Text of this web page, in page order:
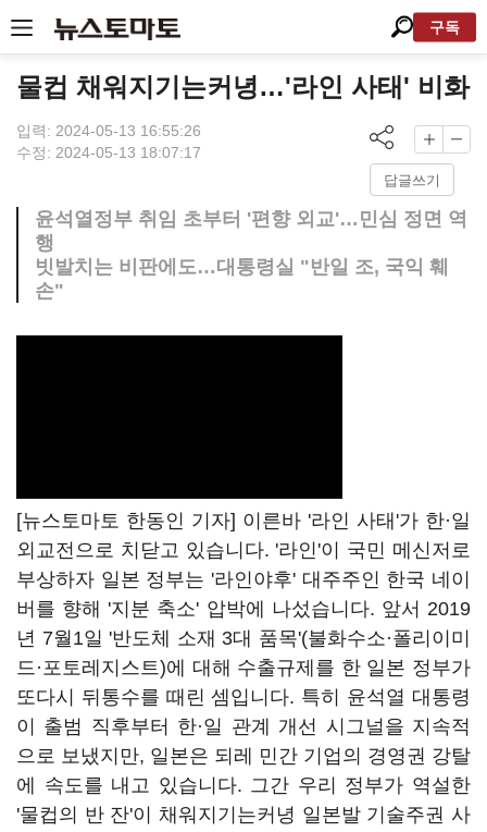
구독
물컵 채워지기는커녕…'라인 사태' 비화
입력: 2024-05-13 16:55:26
수정: 2024-05-13 18:07:17
답글쓰기
윤석열정부 취임 초부터 '편향 외교'…민심 정면 역
행
빗발치는 비판에도…대통령실 "반일 조, 국익 훼
손"
[뉴스토마토 한동인 기자] 이른바 '라인 사태'가 한·일
외교전으로 치닫고 있습니다. '라인'이 국민 메신저로
부상하자 일본 정부는 '라인야후' 대주주인 한국 네이
버를 향해 '지분 축소' 압박에 나섰습니다. 앞서 2019
년 7월1일 '반도체 소재 3대 품목'(불화수소·폴리이미
드·포토레지스트)에 대해 수출규제를 한 일본 정부가
또다시 뒤통수를 때린 셈입니다. 특히 윤석열 대통령
이 출범 직후부터 한·일 관계 개선 시그널을 지속적
으로 보냈지만, 일본은 되레 민간 기업의 경영권 강탈
에 속도를 내고 있습니다. 그간 우리 정부가 역설한
'물컵의 반 잔'이 채워지기는커녕 일본발 기술주권 사